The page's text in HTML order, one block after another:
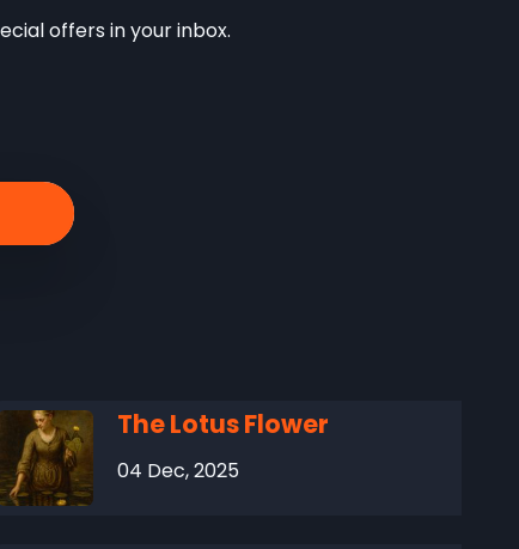
offers in your inbox.
The Lotus Flower
04 Dec, 2025